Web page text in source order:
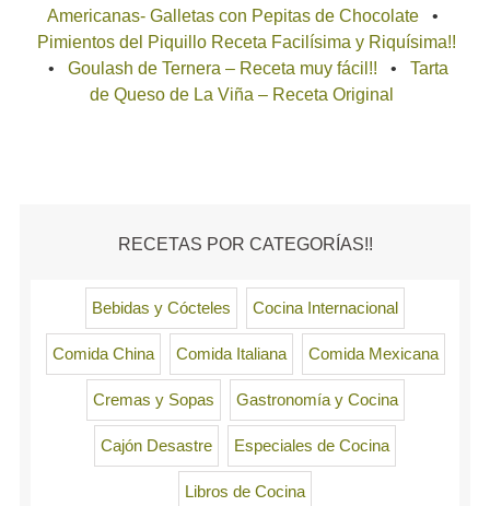
Americanas- Galletas con Pepitas de Chocolate
Pimientos del Piquillo Receta Facilísima y Riquísima!!
Goulash de Ternera – Receta muy fácil!!
Tarta
de Queso de La Viña – Receta Original
RECETAS POR CATEGORÍAS!!
Bebidas y Cócteles Cocina Internacional
Comida China Comida Italiana Comida Mexicana
Cremas y Sopas Gastronomía y Cocina
Cajón Desastre Especiales de Cocina
Libros de Cocina